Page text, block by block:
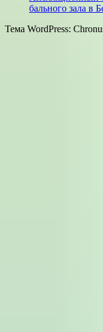
бального зала в
Тема WordPress: